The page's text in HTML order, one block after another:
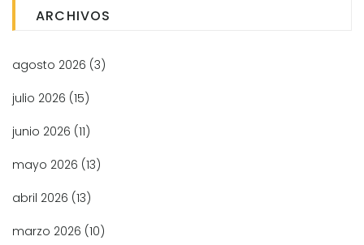
ARCHIVOS
agosto 2026 (3)
julio 2026 (15)
junio 2026 (11)
mayo 2026 (13)
abril 2026 (13)
marzo 2026 (10)